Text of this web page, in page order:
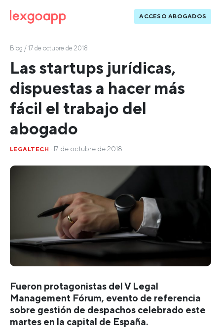
ACCESO ABOGADOS
Blog / 17 de octubre de 2018
Las startups jurídicas,
dispuestas a hacer más
fácil el trabajo del
abogado
LEGALTECH · 17 de octubre de 2018
Fueron protagonistas del V Legal
Management Fórum, evento de referencia
sobre gestión de despachos celebrado este
martes en la capital de España.